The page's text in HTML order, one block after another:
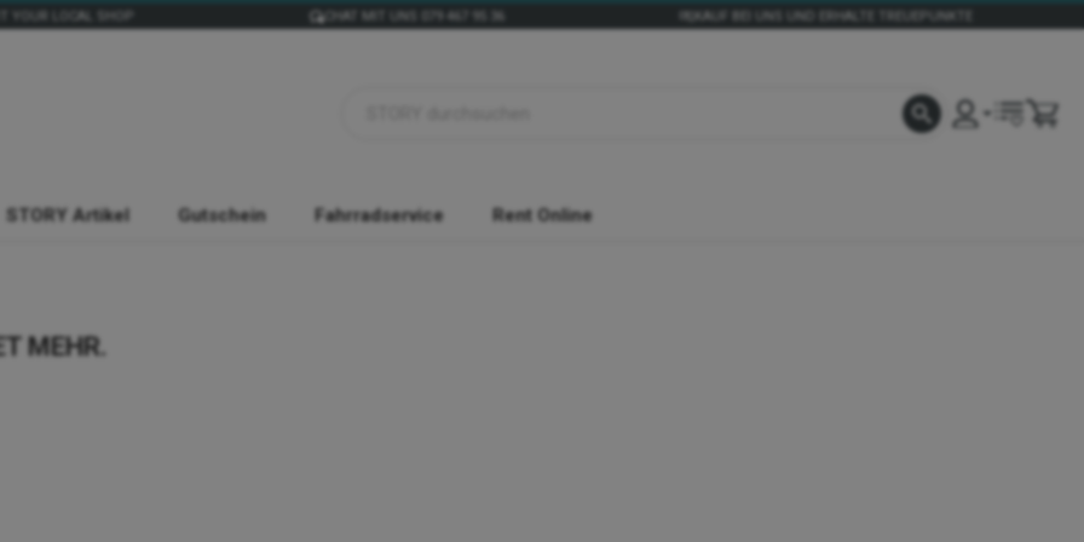
YOUR LOCAL SHOP CHAT MIT UNS 079 467 95 36 KAUF BEI UNS UND ERHALTE TREUEPUNKTE
STORY Artikel Gutschein Fahrradservice Rent Online
MEHR.